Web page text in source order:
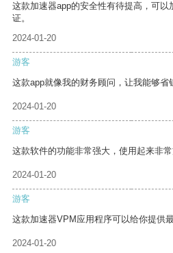
这款加速器app的安全性有待提高，可
证。
2024-01-20
游客
这款app就像我的财务顾问，让我能够省
2024-01-20
游客
这款软件的功能非常强大，使用起来非常
2024-01-20
游客
这款加速器VPM应用程序可以给你提供
2024-01-20